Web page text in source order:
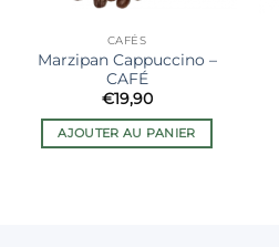
CAFÉS
Marzipan Cappuccino –
CAFÉ
€19,90
AJOUTER AU PANIER